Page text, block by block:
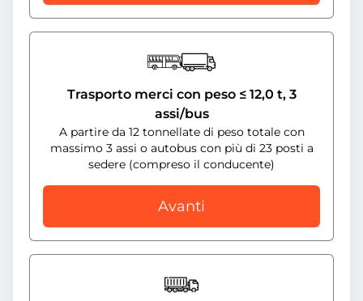
Trasporto merci con peso ≤ 12,0 t, 3
assi/bus
A partire da 12 tonnellate di peso totale con
massimo 3 assi o autobus con più di 23 posti a
sedere (compreso il conducente)
Avanti